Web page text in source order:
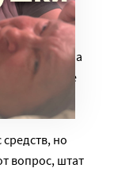
стало
«Вера», а
как и везде
но
вопрос, штат